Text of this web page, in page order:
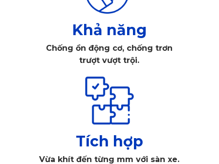
Thảm sàn ô tô 360 được thiết kế riêng biệt cho từng dòng xe
Điều này giúp đảm bảo mọi bụi bẩn, bùn đất hay nước mưa
không thể lọt xuống phần sàn gốc của xe. Ngoài ra, thảm
không hề cản trở việc sử dụng chân ga, chân phanh, mang
lại cảm giác lái xe an toàn và linh hoạt.
1.2. Ngăn nước và bụi bẩn hiệu quả, giúp sàn
Thảm sàn ô tô 360 Renault Kiger sử dụng vật liệu da PU
Khả năng
Chống ồn động cơ, chống trơn
trượt vượt trội.
Tích hợp
Vừa khít đến từng mm với sàn xe.